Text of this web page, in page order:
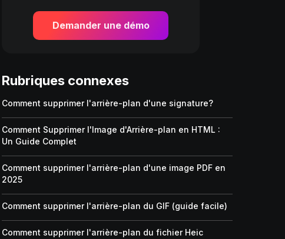
Demander une démo
Rubriques connexes
Comment supprimer l'arrière-plan d'une signature?
Comment Supprimer l'Image d'Arrière-plan en HTML :
Un Guide Complet
Comment supprimer l'arrière-plan d'une image PDF en
2025
Comment supprimer l'arrière-plan du GIF (guide facile)
Comment supprimer l'arrière-plan du fichier Heic